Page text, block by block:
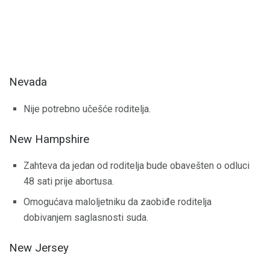
Nevada
Nije potrebno učešće roditelja.
New Hampshire
Zahteva da jedan od roditelja bude obavešten o odluci
48 sati prije abortusa.
Omogućava maloljetniku da zaobiđe roditelja
dobivanjem saglasnosti suda.
New Jersey